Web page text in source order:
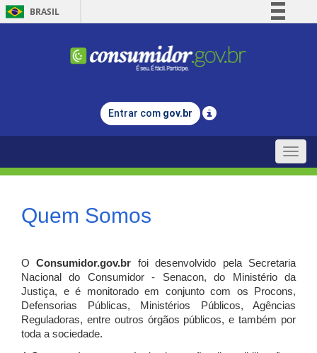
BRASIL
Comunica BR
Legislação
Entrar com gov.br
Toggle
Quem Somos
OConsumidor.gov.br
foi desenvolvido pela Secretaria
Nacional do Consumidor - Senacon, do Ministério da
Justiça, e é monitorado em conjunto com os Procons,
Defensorias Públicas, Ministérios Públicos, Agências
Reguladoras, entre outros órgãos públicos, e também por
toda a sociedade.